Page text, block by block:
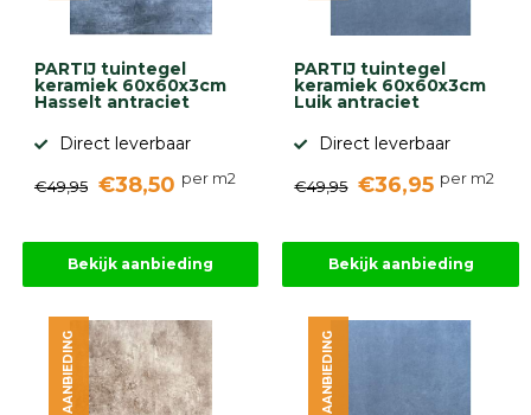
Straatklinkers
Opsluitbanden
Betonbanden
Palissades
Halfverharding
Afwatering
diversen
Beplantings
betonelementen
PARTIJ tuintegel
keramiek 60x60x3cm
Hasselt antraciet
Direct leverbaar
€49,95 €38,50 per m2
Bekijk aanbieding
PARTIJ tuintegel
keramiek 60x60x3cm
Luik antraciet
Direct leverbaar
€49,95 €36,95 per m2
Bekijk aanbieding
AANBIEDING AANBIEDING